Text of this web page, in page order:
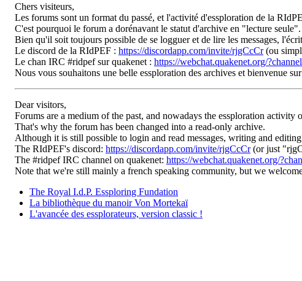
Chers visiteurs,
Les forums sont un format du passé, et l'activité d'essploration de la
C'est pourquoi le forum a dorénavant le statut d'archive en "lecture seule".
Bien qu'il soit toujours possible de se logguer et de lire les messages,
Le discord de la RIdPEF : https://discordapp.com/invite/rjgCcCr(ou
Le chan IRC #ridpef sur quakenet : https://webchat.quakenet.org/
Nous vous souhaitons une belle essploration des archives et bienvenue
Dear visitors,
Forums are a medium of the past, and nowadays the essploration activity
That's why the forum has been changed into a read-only archive.
Although it is still possible to login and read messages, writing and
The RIdPEF's discord: https://discordapp.com/invite/rjgCcCr(or just
The #ridpef IRC channel on quakenet: https://webchat.quakenet.org/
Note that we're still mainly a french speaking community, but we
The Royal I.d.P. Essploring Fundation
La bibliothèque du manoir Von Mortekaï
L'avancée des essplorateurs, version classic !